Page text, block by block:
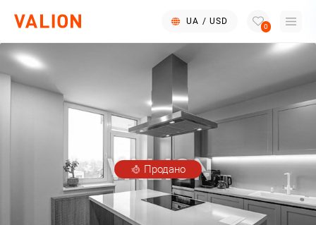
UA / USD
0
Продано